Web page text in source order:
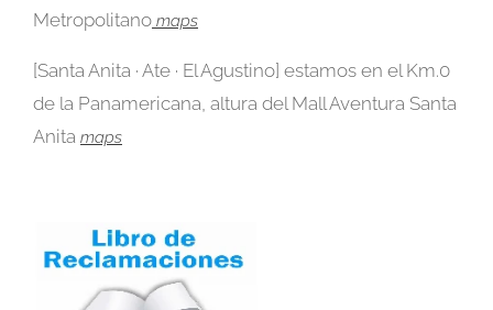
Metropolitano maps
[Santa Anita · Ate · El Agustino] estamos en el Km.0
de la Panamericana, altura del Mall Aventura Santa
Anita maps